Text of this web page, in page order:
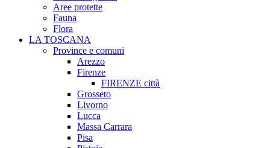
Aree protette
Fauna
Flora
LA TOSCANA
Province e comuni
Arezzo
Firenze
FIRENZE città
Grosseto
Livorno
Lucca
Massa Carrara
Pisa